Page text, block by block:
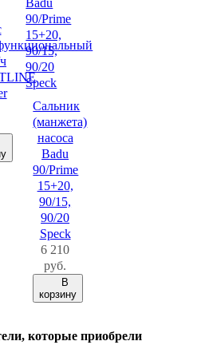
Сальник
(манжета)
насоса
Badu
90/Prime
15+20,
90/15,
90/20
Speck
6 210
руб.
В
корзину
которые приобрели